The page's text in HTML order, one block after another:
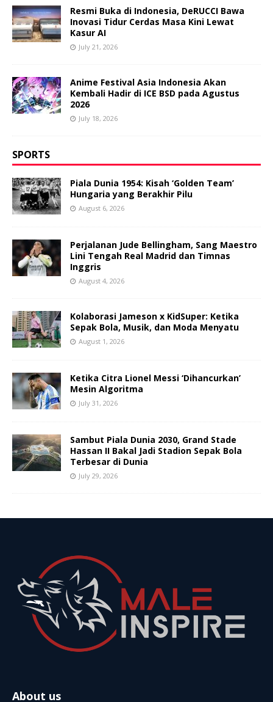
Resmi Buka di Indonesia, DeRUCCI Bawa
Inovasi Tidur Cerdas Masa Kini Lewat
Kasur AI
July 21, 2026
Anime Festival Asia Indonesia Akan
Kembali Hadir di ICE BSD pada Agustus
2026
July 18, 2026
SPORTS
Piala Dunia 1954: Kisah ‘Golden Team’
Hungaria yang Berakhir Pilu
August 6, 2026
Perjalanan Jude Bellingham, Sang Maestro
Lini Tengah Real Madrid dan Timnas
Inggris
August 4, 2026
Kolaborasi Jameson x KidSuper: Ketika
Sepak Bola, Musik, dan Moda Menyatu
August 1, 2026
Ketika Citra Lionel Messi ‘Dihancurkan’
Mesin Algoritma
July 31, 2026
Sambut Piala Dunia 2030, Grand Stade
Hassan II Bakal Jadi Stadion Sepak Bola
Terbesar di Dunia
July 29, 2026
About us